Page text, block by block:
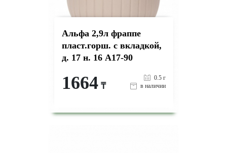
Альфа 2,9л фраппе
пласт.горш. с вкладкой,
д. 17 н. 16 А17-90
1664 ₸
0.5 г
в наличии